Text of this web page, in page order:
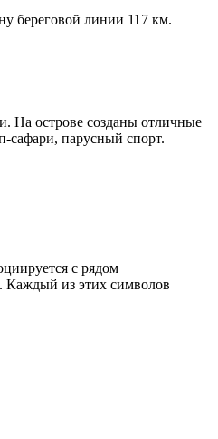
береговой линии 117 км.
На острове созданы отличные
сафари, парусный спорт.
с рядом
Каждый из этих символов